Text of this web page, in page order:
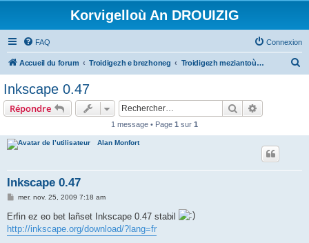
Korvigelloù An DROUIZIG
FAQ Connexion
Accueil du forum Troidigezh e brezhoneg Troidigezh meziantoù all (frank a wirioù evit an darn vrasañ anezho)
Inkscape 0.47
Répondre Rechercher
1 message • Page 1 sur 1
Alan Monfort
Inkscape 0.47
M
s
s
a
g
mer. nov. 25, 2009 7:18 am
Erfin ez eo bet lañset Inkscape 0.47 stabil
http://inkscape.org/download/?lang=fr